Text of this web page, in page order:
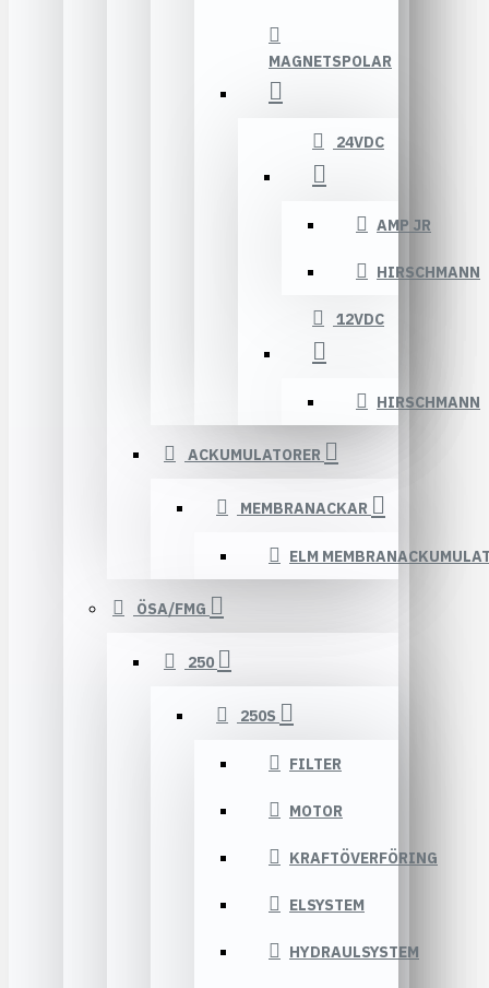
MAGNETSPOLAR
24VDC
AMP JR
HIRSCHMANN
12VDC
HIRSCHMANN
ACKUMULATORER
MEMBRANACKAR
ELM
ÖSA/FMG
250
250S
FILTER
MOTOR
KRAFTÖVERFÖRING
ELSYSTEM
HYDRAULSYSTEM